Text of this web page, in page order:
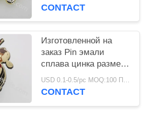
CONTACT
Изготовленной на
заказ Pin эмали
сплава цинка размера
проштемпелеванный
плашкой трудный
USD 0.1-0.5/pc MOQ:100 ПК в дизайн
CONTACT